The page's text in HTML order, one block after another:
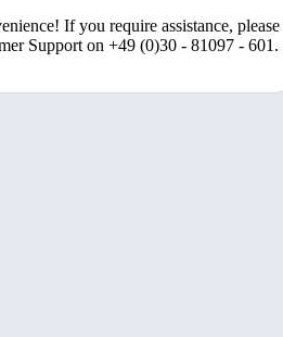
If you require assistance, please
Support on +49 (0)30 - 81097 - 601.